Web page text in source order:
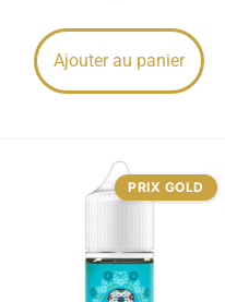
Ajouter au panier
PRIX GOLD